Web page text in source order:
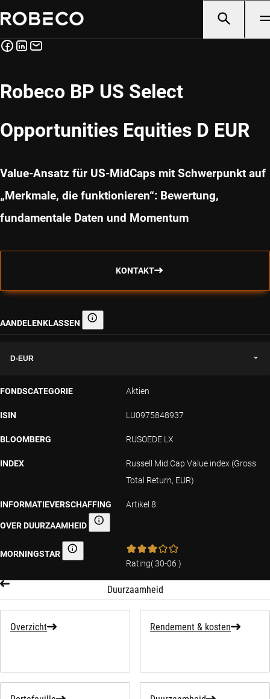
Robeco BP US Select
Opportunities Equities D EUR
Value-Ansatz für US-MidCaps mit Schwerpunkt auf
„Merkmale, die funktionieren“: Bewertung,
fundamentale Daten und Momentum
KONTAKT
AANDELENKLASSEN Aandelenklassen
D-EUR
FONDSCATEGORIE Aktien
ISIN LU0975848937
BLOOMBERG RUSOEDE LX
INDEX
Russell Mid Cap Value index (Gross
Total Return, EUR)
INFORMATIEVERSCHAFFING
OVER DUURZAAMHEID Informatieverschaffing over duurzaamheid
Artikel 8
MORNINGSTAR Morningstar
Rating(30-06 )
Duurzaamheid
Overzicht Rendement & kosten